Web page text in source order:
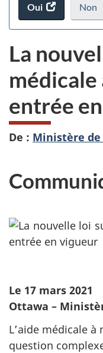
Oui
accéder
au
Non
je
pas
au
du
.
La
entrée
De : Ministère de
Le 17 mars 2021
Ottawa –
L’aide médicale
question